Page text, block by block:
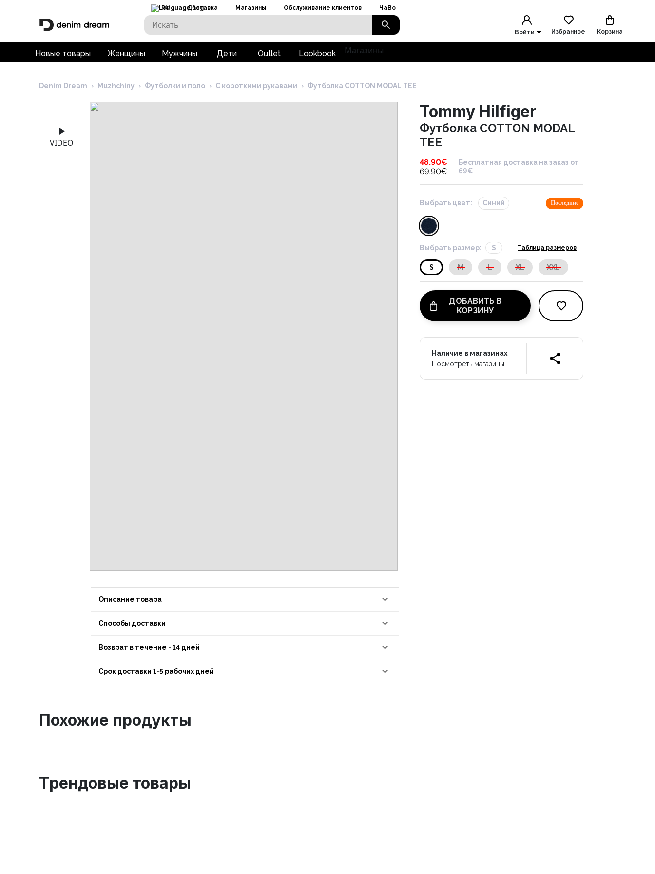
RU Доставка Магазины Обслуживание клиентов ЧаВо
Войти Избранное Корзина
Новые товары Женщины Мужчины Дети Outlet Lookbook Магазины
Denim Dream › Muzhchiny › Футболки и поло › С короткими рукавами › Футболка COTTON MODAL TEE
VIDEO
Описание товара
Способы доставки
Возврат в течение - 14 дней
Срок доставки 1-5 рабочих дней
Tommy Hilfiger
Футболка COTTON MODAL
TEE
48.90€
69.90€
Бесплатная доставка на заказ от
69€
Выбрать цвет: Синий Последние
Выбрать размер: S Таблица размеров
S M L XL XXL
ДОБАВИТЬ В
КОРЗИНУ
Наличие в магазинах
Посмотреть магазины
Похожие продукты
Tрендовые товары